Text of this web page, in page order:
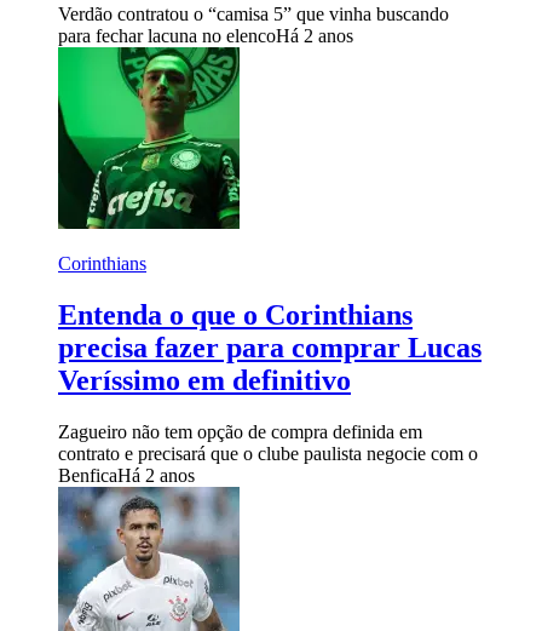
Verdão contratou o “camisa 5” que vinha buscando
para fechar lacuna no elencoHá 2 anos
Corinthians
Entenda o que o Corinthians
precisa fazer para comprar Lucas
Veríssimo em definitivo
Zagueiro não tem opção de compra definida em
contrato e precisará que o clube paulista negocie com o
BenficaHá 2 anos